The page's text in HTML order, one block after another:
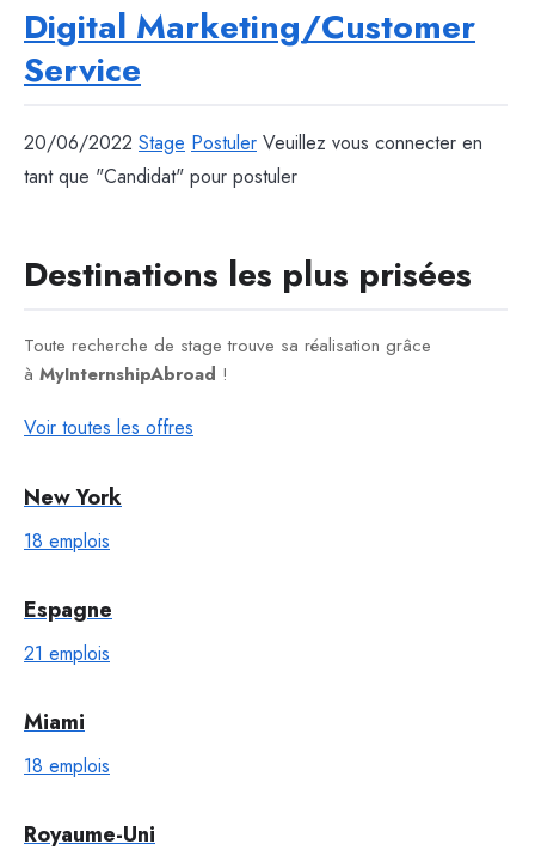
Digital Marketing/Customer
Service
20/06/2022 Stage Postuler Veuillez vous connecter en
tant que "Candidat" pour postuler
Destinations les plus prisées
Toute recherche de stage trouve sa réalisation grâce
à MyInternshipAbroad !
Voir toutes les offres
New York
18 emplois
Espagne
21 emplois
Miami
18 emplois
Royaume-Uni